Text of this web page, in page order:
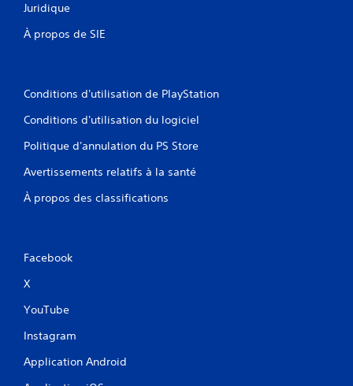
Juridique
À propos de SIE
Conditions d'utilisation de PlayStation
Conditions d'utilisation du logiciel
Politique d'annulation du PS Store
Avertissements relatifs à la santé
À propos des classifications
Facebook
X
YouTube
Instagram
Application Android